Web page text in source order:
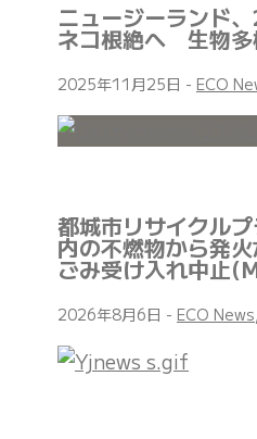
ニュージーランド
ネコ根絶へ 生物多
2025年11月25日 - ECO
都城市リサイクル
内の不燃物から発
ごみ受け入れ中止
2026年8月6日 - ECO News,